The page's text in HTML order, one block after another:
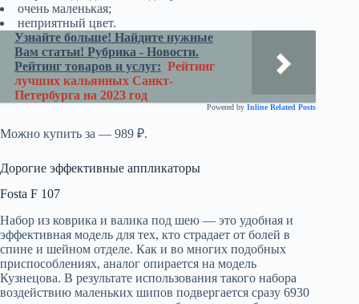
очень маленькая;
неприятный цвет.
Узнайте больше! Найдите нужные
Вам статьи! Рубрика - Новости.
Рейтинг товаров и услуг: Рейтинг
лучших кальянных Санкт-
Петербурга на 2023 год
Powered by Inline Related Posts
Можно купить за — 989 ₽.
Дорогие эффективные аппликаторы
Fosta F 107
Набор из коврика и валика под шею — это удобная и
эффективная модель для тех, кто страдает от болей в
спине и шейном отделе. Как и во многих подобных
приспособлениях, аналог опирается на модель
Кузнецова. В результате использования такого набора
воздействию маленьких шипов подвергается сразу 6930